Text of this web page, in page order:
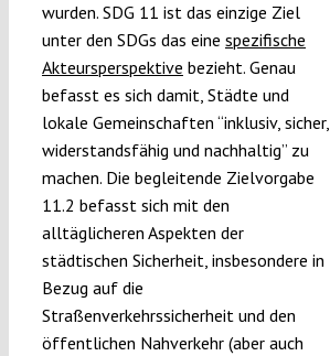
wurden. SDG 11 ist das einzige Ziel
unter den SDGs das eine spezifische
Akteursperspektive bezieht. Genau
befasst es sich damit, Städte und
lokale Gemeinschaften “inklusiv, sicher,
widerstandsfähig und nachhaltig” zu
machen. Die begleitende Zielvorgabe
11.2 befasst sich mit den
alltäglicheren Aspekten der
städtischen Sicherheit, insbesondere in
Bezug auf die
Straßenverkehrssicherheit und den
öffentlichen Nahverkehr (aber auch